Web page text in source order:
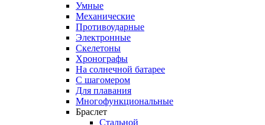
Умные
Механические
Противоударные
Электронные
Скелетоны
Хронографы
На солнечной батарее
С шагомером
Для плавания
Многофункциональные
Браслет
Стальной